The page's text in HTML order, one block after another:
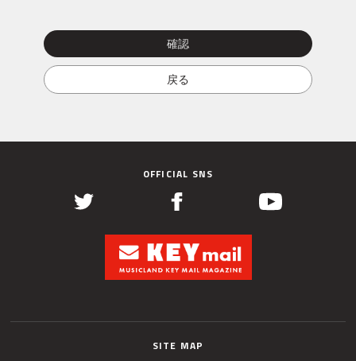
OFFICIAL SNS
SITE MAP